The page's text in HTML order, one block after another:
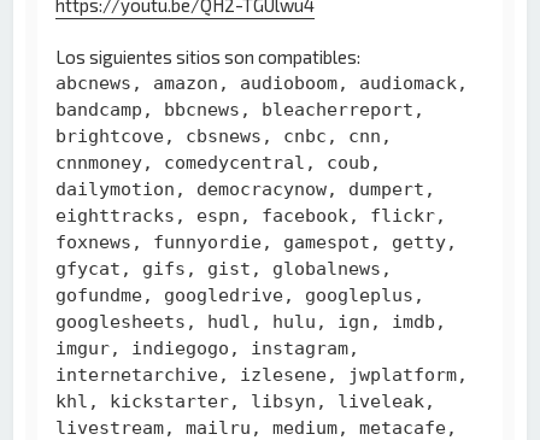
https://youtu.be/QH2-TGUlwu4
Los siguientes sitios son compatibles:
abcnews, amazon, audioboom, audiomack,
bandcamp, bbcnews, bleacherreport,
brightcove, cbsnews, cnbc, cnn,
cnnmoney, comedycentral, coub,
dailymotion, democracynow, dumpert,
eighttracks, espn, facebook, flickr,
foxnews, funnyordie, gamespot, getty,
gfycat, gifs, gist, globalnews,
gofundme, googledrive, googleplus,
googlesheets, hudl, hulu, ign, imdb,
imgur, indiegogo, instagram,
internetarchive, izlesene, jwplatform,
khl, kickstarter, libsyn, liveleak,
livestream, mailru, medium, metacafe,